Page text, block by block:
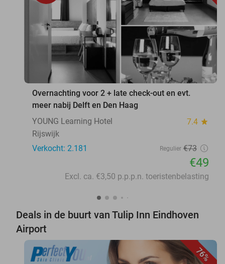
Overnachting voor 2 + late check-out en evt.
meer nabij Delft en Den Haag
YOUNG Learning Hotel
7.4 star
Rijswijk
Verkocht: 2.181
Regulier €73
€49
Excl. ca. €3,50 p.p.p.n. toeristenbelasting
Deals in de buurt van Tulip Inn Eindhoven
Airport
76%